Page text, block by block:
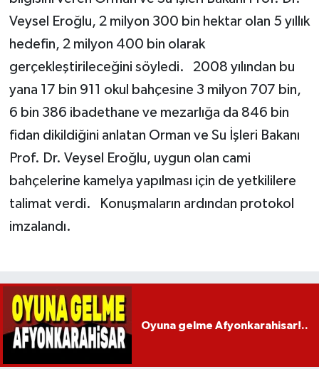
Veysel Eroğlu, 2 milyon 300 bin hektar olan 5 yıllık
hedefin, 2 milyon 400 bin olarak
gerçekleştirileceğini söyledi. 2008 yılından bu
yana 17 bin 911 okul bahçesine 3 milyon 707 bin,
6 bin 386 ibadethane ve mezarlığa da 846 bin
fidan dikildiğini anlatan Orman ve Su İşleri Bakanı
Prof. Dr. Veysel Eroğlu, uygun olan cami
bahçelerine kamelya yapılması için de yetkililere
talimat verdi. Konuşmaların ardından protokol
imzalandı.
Oyuna gelme Afyonkarahisar!..